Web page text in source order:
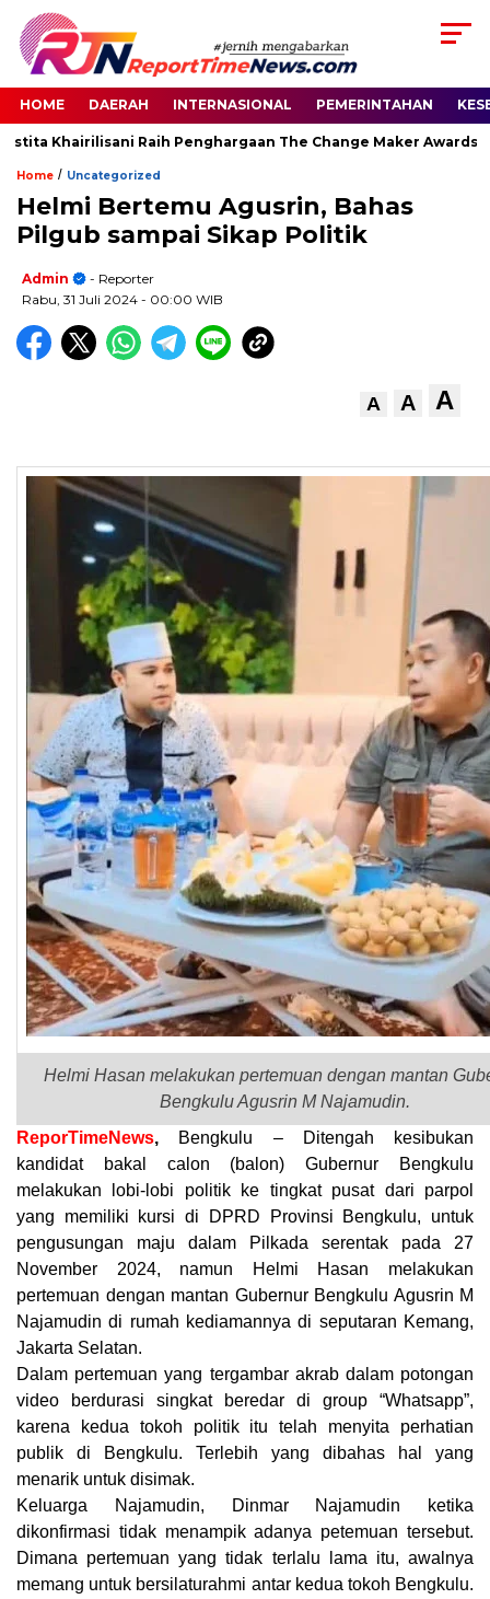
HOME DAERAH INTERNASIONAL PEMERINTAHAN
Khairilisani Raih Penghargaan The Change Maker Awards 2026
Home / Uncategorized
Helmi Bertemu Agusrin, Bahas
Pilgub sampai Sikap Politik
Admin
- Reporter
Rabu, 31 Juli 2024 - 00:00 WIB
A A A
Helmi Hasan melakukan pertemuan dengan mantan
Bengkulu Agusrin M Najamudin.
ReporTimeNews, Bengkulu – Ditengah kesibukan
kandidat bakal calon (balon) Gubernur Bengkulu
melakukan lobi-lobi politik ke tingkat pusat dari parpol
yang memiliki kursi di DPRD Provinsi Bengkulu, untuk
pengusungan maju dalam Pilkada serentak pada 27
November 2024, namun Helmi Hasan melakukan
pertemuan dengan mantan Gubernur Bengkulu Agusrin M
Najamudin di rumah kediamannya di seputaran Kemang,
Jakarta Selatan.
Dalam pertemuan yang tergambar akrab dalam potongan
video berdurasi singkat beredar di group “Whatsapp”,
karena kedua tokoh politik itu telah menyita perhatian
publik di Bengkulu. Terlebih yang dibahas hal yang
menarik untuk disimak.
Keluarga Najamudin, Dinmar Najamudin ketika
dikonfirmasi tidak menampik adanya petemuan tersebut.
Dimana pertemuan yang tidak terlalu lama itu, awalnya
memang untuk bersilaturahmi antar kedua tokoh Bengkulu.